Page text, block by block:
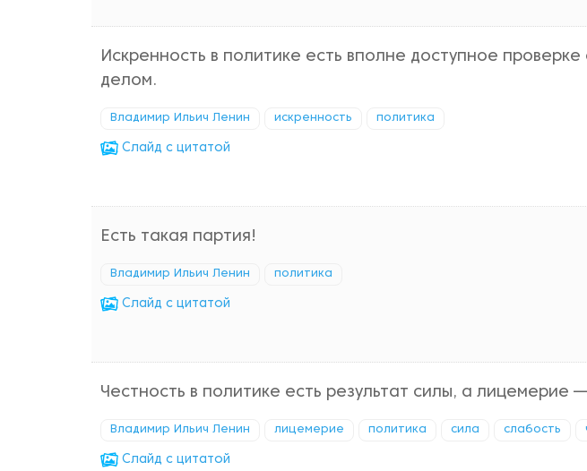
Искренность в политике есть вполне доступное
делом.
Владимир Ильич Ленин искренность политика
Cлайд с цитатой
Есть такая партия!
Владимир Ильич Ленин политика
Cлайд с цитатой
Честность в политике есть результат силы, а лицемерие
Владимир Ильич Ленин лицемерие политика сила слабость
Cлайд с цитатой